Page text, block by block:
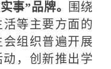
事”品牌。
围绕
等主要方面的
组织普遍开展
，创新推出学